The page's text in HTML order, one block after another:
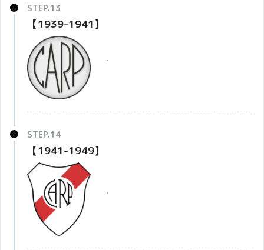
【1939-1941】
・
【1941-1949】
・